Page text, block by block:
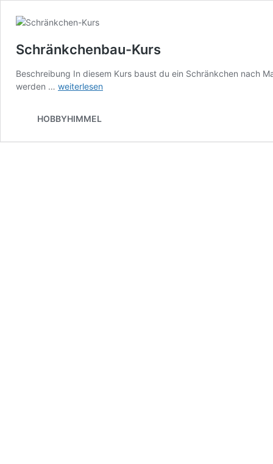
Schränkchenbau-Kurs
Beschreibung In diesem Kurs baust du ein Schränkchen nach
werden … Schränkchenbau-
weiterlesen
HOBBYHIMMEL